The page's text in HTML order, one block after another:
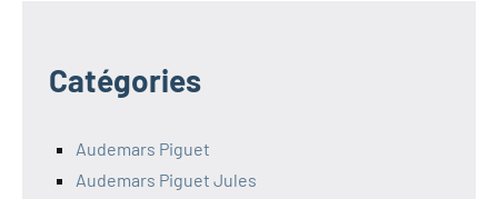
Catégories
Audemars Piguet
Audemars Piguet Jules